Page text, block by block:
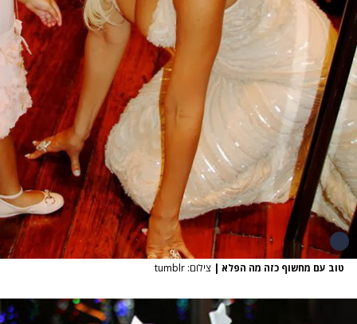
טוב עם מחשוף כזה מה הפלא | צילום: tumblr